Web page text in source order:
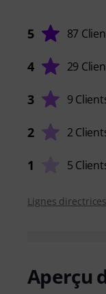
5 87
4 29
3 9
2 2
1 5
Lignes
Aperçu